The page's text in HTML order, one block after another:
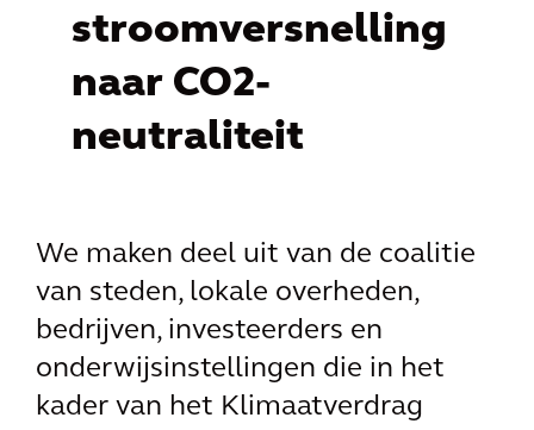
stroomversnelling
naar CO2-
neutraliteit
We maken deel uit van de coalitie
van steden, lokale overheden,
bedrijven, investeerders en
onderwijsinstellingen die in het
kader van het Klimaatverdrag